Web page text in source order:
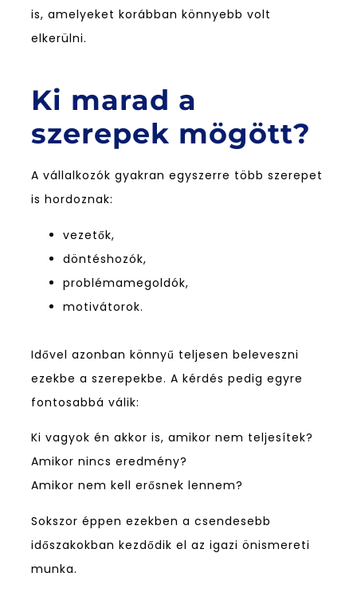
is, amelyeket korábban könnyebb volt
elkerülni.
Ki marad a
szerepek mögött?
A vállalkozók gyakran egyszerre több szerepet
is hordoznak:
vezetők,
döntéshozók,
problémamegoldók,
motivátorok.
Idővel azonban könnyű teljesen beleveszni
ezekbe a szerepekbe. A kérdés pedig egyre
fontosabbá válik:
Ki vagyok én akkor is, amikor nem teljesítek?
Amikor nincs eredmény?
Amikor nem kell erősnek lennem?
Sokszor éppen ezekben a csendesebb
időszakokban kezdődik el az igazi önismereti
munka.